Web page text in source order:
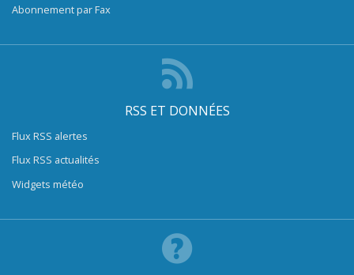
Abonnement par Fax
RSS ET DONNÉES
Flux RSS alertes
Flux RSS actualités
Widgets météo